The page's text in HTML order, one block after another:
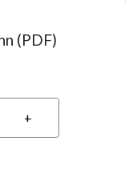
(PDF)